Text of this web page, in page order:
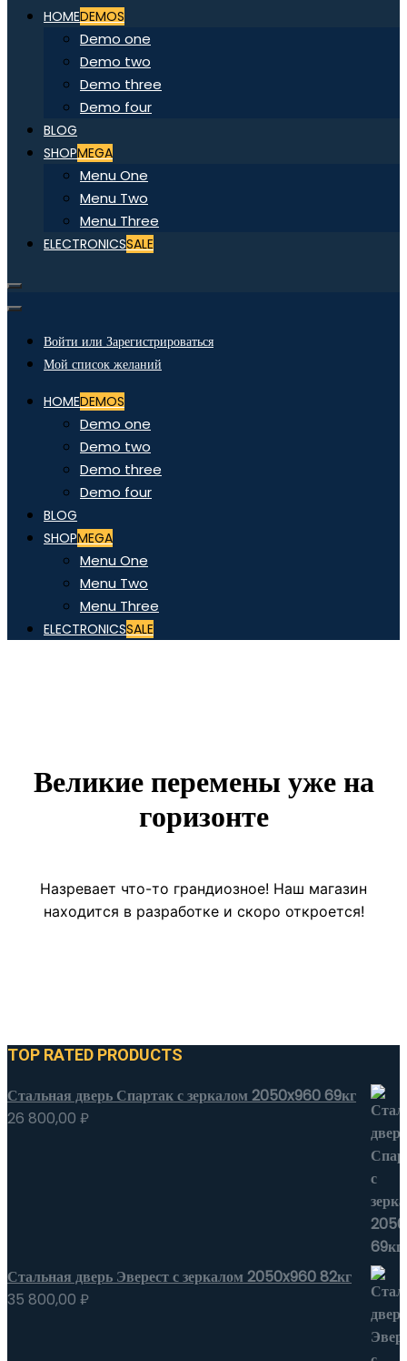
HOMEDEMOS
Demo one
Demo two
Demo three
Demo four
BLOG
SHOPMEGA
Menu One
Menu Two
Menu Three
ELECTRONICSSALE
Войти или Зарегистрироваться
Мой список желаний
HOMEDEMOS
Demo one
Demo two
Demo three
Demo four
BLOG
SHOPMEGA
Menu One
Menu Two
Menu Three
ELECTRONICSSALE
Великие перемены уже на
горизонте
Назревает что-то грандиозное! Наш магазин
находится в разработке и скоро откроется!
TOP RATED PRODUCTS
Стальная дверь Спартак с зеркалом 2050x960 69кг
26 800,00 ₽
Стальная дверь Эверест с зеркалом 2050x960 82кг
35 800,00 ₽